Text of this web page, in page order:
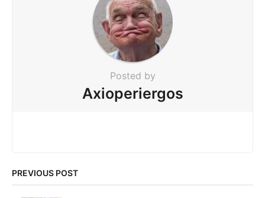
Posted by
Axioperiergos
PREVIOUS POST